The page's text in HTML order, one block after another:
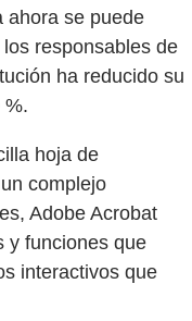
ahora se puede
responsables de
ha reducido su
%.
hoja de
complejo
Adobe Acrobat
y funciones que
interactivos que